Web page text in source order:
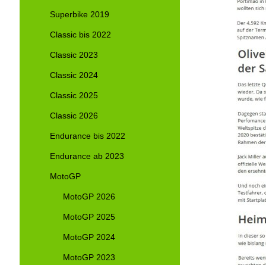
Superbike 2019
Classic bis 2022
Classic 2023
Classic 2024
Classic 2025
Classic 2026
Endurance bis 2022
Endurance ab 2023
MotoGP
MotoGP 2026
MotoGP 2025
MotoGP 2024
MotoGP 2023